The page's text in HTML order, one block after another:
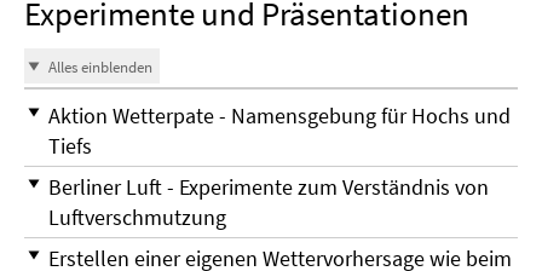
Experimente und Präsentationen
Alles einblenden
Aktion Wetterpate - Namensgebung für Hochs und
Tiefs
Berliner Luft - Experimente zum Verständnis von
Luftverschmutzung
Erstellen einer eigenen Wettervorhersage wie beim